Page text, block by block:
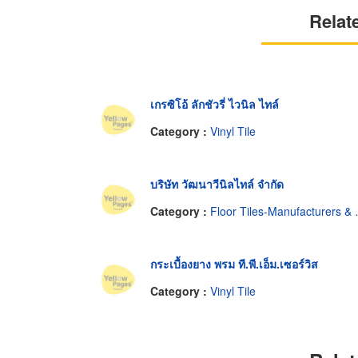
เกรซิโอ้ ลักชัวรี่ ไวนิล ไทล์
Category : Vinyl Tile
บริษัท วัฒนาวีนิลไทล์ จำกัด
Category : Floor Tiles-Manufacturers & Distributors
กระเบื้องยาง พรม ที.พี.เอ็ม.เซอร์วิส
Category : Vinyl Tile